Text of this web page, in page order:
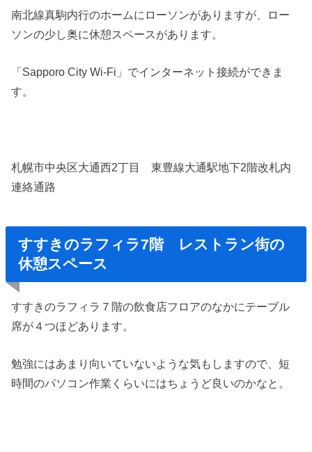
南北線真駒内行のホームにローソンがありますが、ロー
ソンの少し奥に休憩スペースがあります。
「Sapporo City Wi-Fi」でインターネット接続ができま
す。
札幌市中央区大通西2丁目 東豊線大通駅地下2階改札内
連絡通路
すすきのラフィラ7階 レストラン街の
休憩スペース
すすきのラフィラ７階の飲食店フロアのなかにテーブル
席が４つほどあります。
勉強にはあまり向いていないような気もしますので、短
時間のパソコン作業くらいにはちょうど良いのかなと。